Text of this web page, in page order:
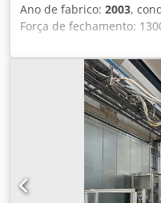
Ano de fabrico: 2003,
Força de fechamento:
pressão máxima de
182cm³, peso do
470mm/470mm,
650mm/650mm, altura
ferramenta: 275mm,
centralização: 125mm.
aprox. 4600mm/
unidade de fechamento
cilindro de fechamento.
visita local é possível.